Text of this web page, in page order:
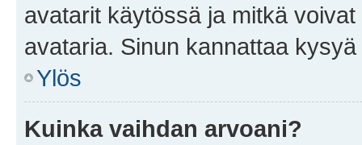
avatarit käytössä ja mitkä
avataria. Sinun kannattaa
Ylös
Kuinka vaihdan arvoani?